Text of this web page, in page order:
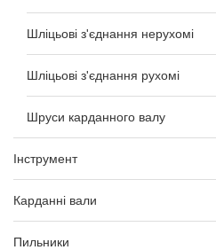
Шліцьові з'єднання нерухомі
Шліцьові з'єднання рухомі
Шруси карданного валу
Інструмент
Карданні вали
Пильники